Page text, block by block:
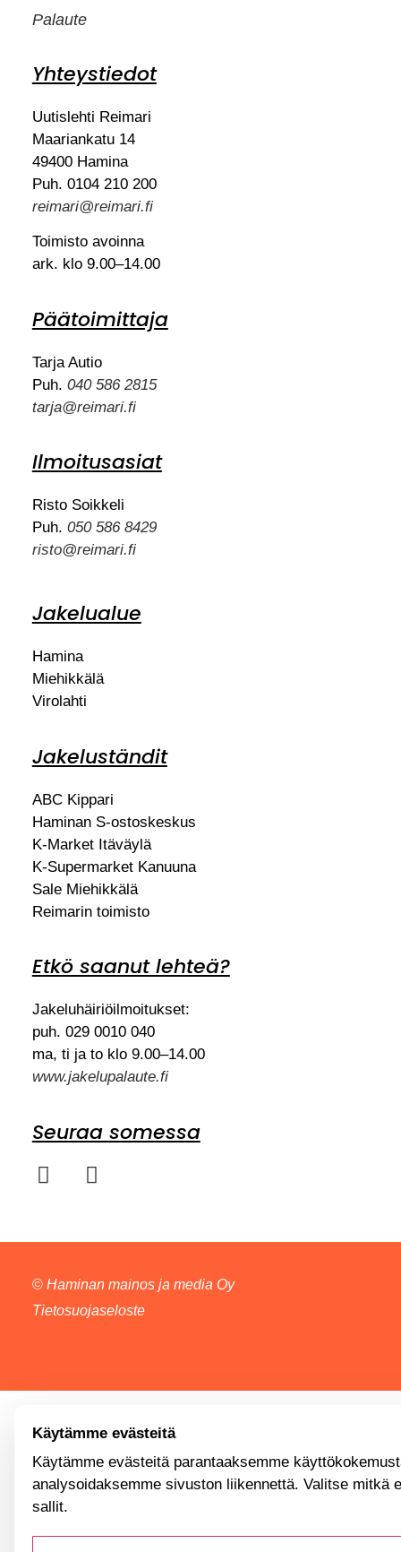
Palaute
Yhteystiedot
Uutislehti Reimari
Maariankatu 14
49400 Hamina
Puh. 0104 210 200
reimari@reimari.fi
Toimisto avoinna
ark. klo 9.00–14.00
Päätoimittaja
Tarja Autio
Puh. 040 586 2815
tarja@reimari.fi
Ilmoitusasiat
Risto Soikkeli
Puh. 050 586 8429
risto@reimari.fi
Jakelualue
Hamina
Miehikkälä
Virolahti
Jakeluständit
ABC Kippari
Haminan S-ostoskeskus
K-Market Itäväylä
K-Supermarket Kanuuna
Sale Miehikkälä
Reimarin toimisto
Etkö saanut lehteä?
Jakeluhäiriöilmoitukset:
puh. 029 0010 040
ma, ti ja to klo 9.00–14.00
www.jakelupalaute.fi
Seuraa somessa
© Haminan mainos ja media Oy
Tietosuojaseloste
Käytämme evästeitä
Käytämme evästeitä parantaaksemme
analysoidaksemme sivuston liikennettä. Valitse mitkä
sallit.